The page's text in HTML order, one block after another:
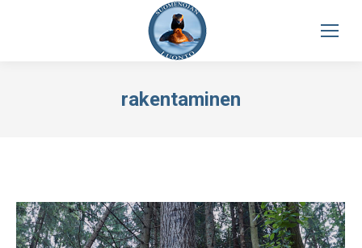
rakentaminen